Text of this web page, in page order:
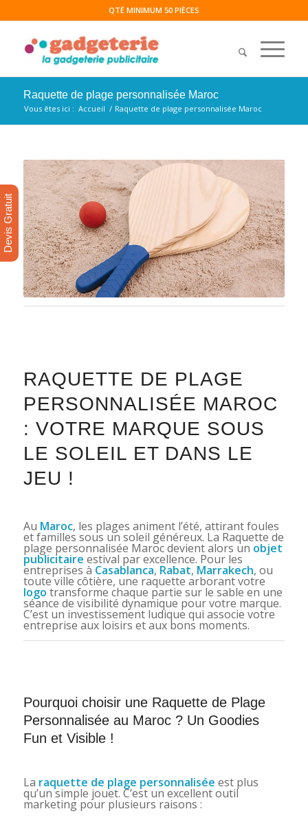
QTÉ MINIMUM 50 PIÈCES
Raquette de plage personnalisée Maroc
Vous êtes ici : Accueil / Raquette de plage personnalisée Maroc
RAQUETTE DE PLAGE
PERSONNALISÉE MAROC
: VOTRE MARQUE SOUS
LE SOLEIL ET DANS LE
JEU !
Au Maroc, les plages animent l’été, attirant foules
et familles sous un soleil généreux. La Raquette de
plage personnalisée Maroc devient alors un objet
publicitaire estival par excellence. Pour les
entreprises à Casablanca, Rabat, Marrakech, ou
toute ville côtière, une raquette arborant votre
logo transforme chaque partie sur le sable en une
séance de visibilité dynamique pour votre marque.
C’est un investissement ludique qui associe votre
entreprise aux loisirs et aux bons moments.
Pourquoi choisir une Raquette de Plage
Personnalisée au Maroc ? Un Goodies
Fun et Visible !
La raquette de plage personnalisée est plus
qu’un simple jouet. C’est un excellent outil
marketing pour plusieurs raisons :
Devis Gratuit